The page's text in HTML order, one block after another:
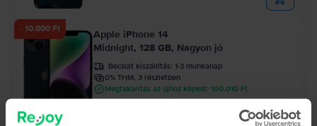
- 10.000 Ft
Apple iPhone 14
Midnight, 128 GB, Nagyon jó
Becsült kiszállítás: 1-3 munkanap
0% THM, 3 részletben
Megtakarítás az újhoz képest: 100.010 Ft